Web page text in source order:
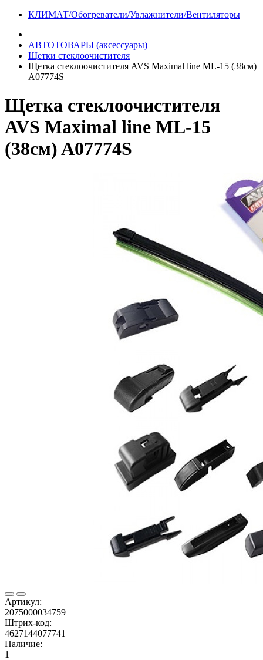
КЛИМАТ/Обогреватели/Увлажнители/Вентиляторы
АВТОТОВАРЫ (аксессуары)
Щетки стеклоочистителя
Щетка стеклоочистителя AVS Maximal line ML-15 (38см)
A07774S
Щетка стеклоочистителя
AVS Maximal line ML-15
(38см) A07774S
Артикул:
2075000034759
Штрих-код:
4627144077741
Наличие:
1